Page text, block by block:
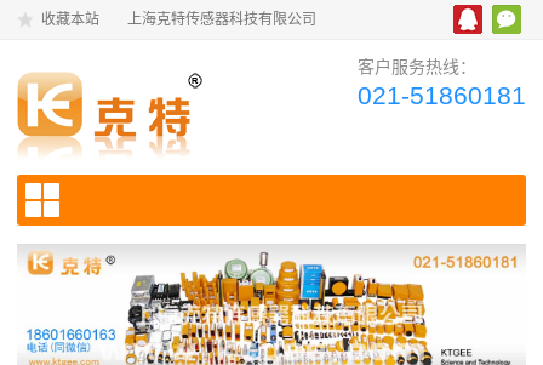
收藏本站 上海克特传感器科技有限公司
客户服务热线：
021-51860181